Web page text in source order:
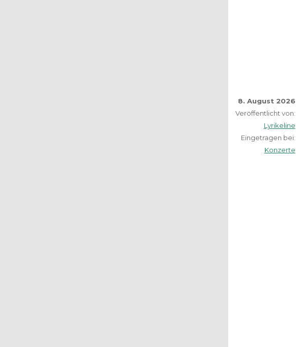
8. August 2026
Veröffentlicht von:
Lyrikeline
Eingetragen bei:
Konzerte